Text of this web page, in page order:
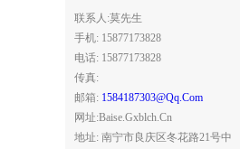
联系人:莫先生
手机: 15877173828
电话: 15877173828
传真:
邮箱: 1584187303@qq.com
网址:baise.gxblch.cn
地址: 南宁市良庆区冬花路21号中